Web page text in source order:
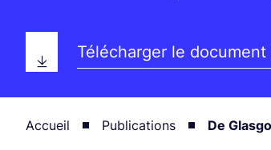
Télécharger le document
Accueil Publications De